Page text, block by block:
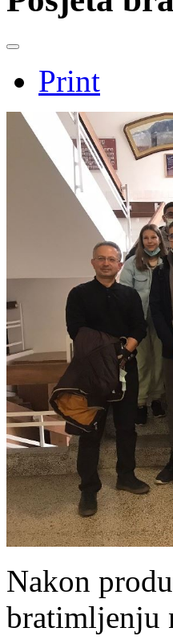
Print
Nakon
bratimljenju